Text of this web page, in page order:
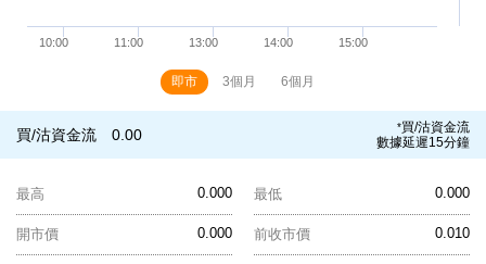
即市 3個月 6個月
買/沽資金流 0.00 *買/沽資金流
數據延遲15分鐘
0.000
最高 0.000
最低
0.000
開市價 0.010
前收市價